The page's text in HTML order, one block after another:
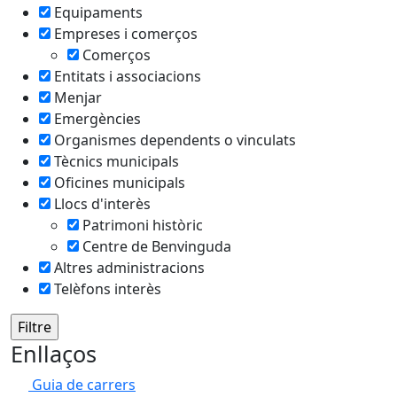
Equipaments
Empreses i comerços
Comerços
Entitats i associacions
Menjar
Emergències
Organismes dependents o vinculats
Tècnics municipals
Oficines municipals
Llocs d'interès
Patrimoni històric
Centre de Benvinguda
Altres administracions
Telèfons interès
Enllaços
Guia de carrers